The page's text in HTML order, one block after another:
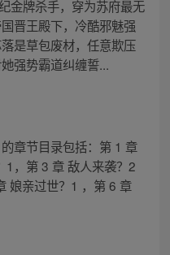
金牌杀手，穿为苏府最无
晋王殿下，冷酷邪魅强
是草包废材，任意欺压
强势霸道纠缠誓...
章节目录包括：第 1 章
1，第 3 章 敌人来袭？2
娘亲过世？1 ，第 6 章